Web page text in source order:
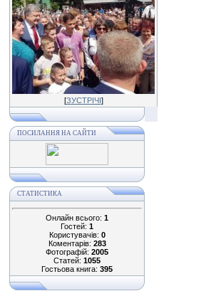
[ЗУСТРІЧІ]
ПОСИЛАННЯ НА САЙТИ
СТАТИСТИКА
Онлайн всього: 1
Гостей: 1
Користувачів: 0
Коментарів: 283
Фотографій: 2005
Статей: 1055
Гостьова книга: 395